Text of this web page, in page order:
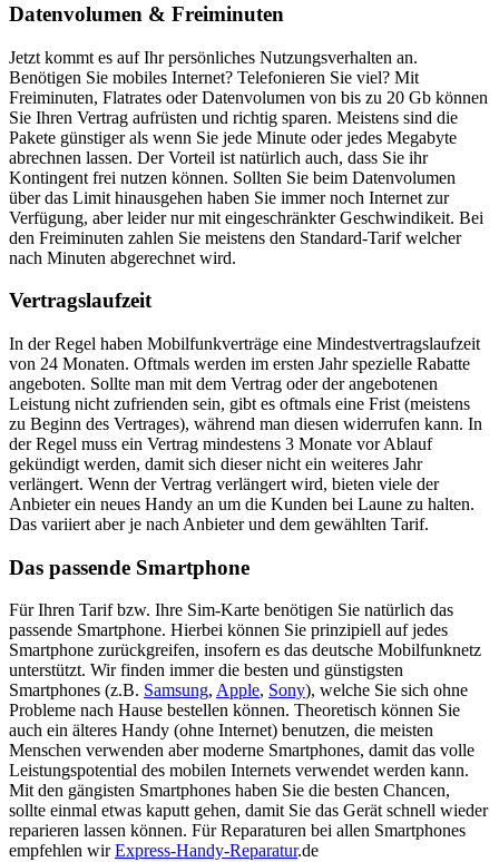
Datenvolumen & Freiminuten
Jetzt kommt es auf Ihr persönliches Nutzungsverhalten an.
Benötigen Sie mobiles Internet? Telefonieren Sie viel? Mit
Freiminuten, Flatrates oder Datenvolumen von bis zu 20 Gb können
Sie Ihren Vertrag aufrüsten und richtig sparen. Meistens sind die
Pakete günstiger als wenn Sie jede Minute oder jedes Megabyte
abrechnen lassen. Der Vorteil ist natürlich auch, dass Sie ihr
Kontingent frei nutzen können. Sollten Sie beim Datenvolumen
über das Limit hinausgehen haben Sie immer noch Internet zur
Verfügung, aber leider nur mit eingeschränkter Geschwindikeit. Bei
den Freiminuten zahlen Sie meistens den Standard-Tarif welcher
nach Minuten abgerechnet wird.
Vertragslaufzeit
In der Regel haben Mobilfunkverträge eine Mindestvertragslaufzeit
von 24 Monaten. Oftmals werden im ersten Jahr spezielle Rabatte
angeboten. Sollte man mit dem Vertrag oder der angebotenen
Leistung nicht zufrienden sein, gibt es oftmals eine Frist (meistens
zu Beginn des Vertrages), während man diesen widerrufen kann. In
der Regel muss ein Vertrag mindestens 3 Monate vor Ablauf
gekündigt werden, damit sich dieser nicht ein weiteres Jahr
verlängert. Wenn der Vertrag verlängert wird, bieten viele der
Anbieter ein neues Handy an um die Kunden bei Laune zu halten.
Das variiert aber je nach Anbieter und dem gewählten Tarif.
Das passende Smartphone
Für Ihren Tarif bzw. Ihre Sim-Karte benötigen Sie natürlich das
passende Smartphone. Hierbei können Sie prinzipiell auf jedes
Smartphone zurückgreifen, insofern es das deutsche Mobilfunknetz
unterstützt. Wir finden immer die besten und günstigsten
Smartphones (z.B. Samsung, Apple, Sony), welche Sie sich ohne
Probleme nach Hause bestellen können. Theoretisch können Sie
auch ein älteres Handy (ohne Internet) benutzen, die meisten
Menschen verwenden aber moderne Smartphones, damit das volle
Leistungspotential des mobilen Internets verwendet werden kann.
Mit den gängisten Smartphones haben Sie die besten Chancen,
sollte einmal etwas kaputt gehen, damit Sie das Gerät schnell wieder
reparieren lassen können. Für Reparaturen bei allen Smartphones
empfehlen wirExpress-Handy-Reparatur.de